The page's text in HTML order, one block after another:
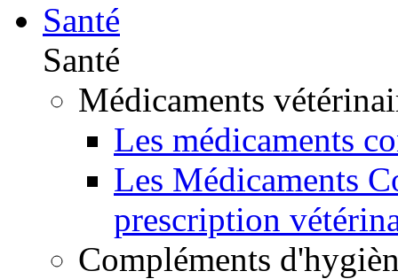
Santé
Santé
Médicaments
Les médicaments
Les Médicaments
prescription
Compléments